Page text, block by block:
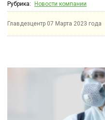
Рубрика: Новости компании
Главдезцентр 07 Марта 2023 года